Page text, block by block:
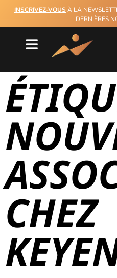
INSCRIVEZ-VOUS À LA
DERNIÈRES
CHEZ